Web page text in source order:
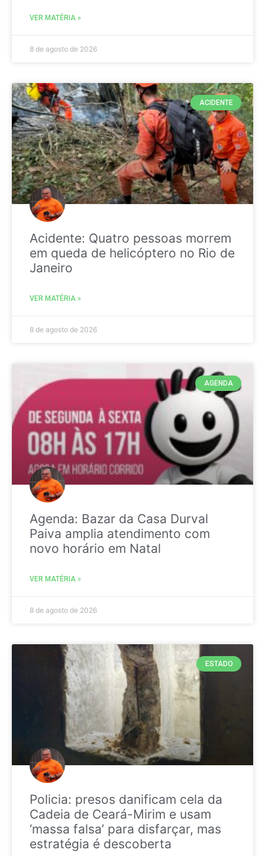
VER MATÉRIA »
8 de agosto de 2026
ACIDENTE
Acidente: Quatro pessoas morrem
em queda de helicóptero no Rio de
Janeiro
VER MATÉRIA »
8 de agosto de 2026
AGENDA
Agenda: Bazar da Casa Durval
Paiva amplia atendimento com
novo horário em Natal
VER MATÉRIA »
8 de agosto de 2026
ESTADO
Policia: presos danificam cela da
Cadeia de Ceará-Mirim e usam
‘massa falsa’ para disfarçar, mas
estratégia é descoberta